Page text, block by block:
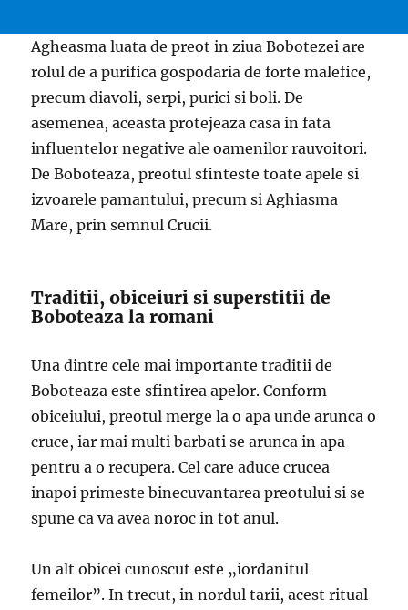
Agheasma luata de preot in ziua Bobotezei are
rolul de a purifica gospodaria de forte malefice,
precum diavoli, serpi, purici si boli. De
asemenea, aceasta protejeaza casa in fata
influentelor negative ale oamenilor rauvoitori.
De Boboteaza, preotul sfinteste toate apele si
izvoarele pamantului, precum si Aghiasma
Mare, prin semnul Crucii.
Traditii, obiceiuri si superstitii de
Boboteaza la romani
Una dintre cele mai importante traditii de
Boboteaza este sfintirea apelor. Conform
obiceiului, preotul merge la o apa unde arunca o
cruce, iar mai multi barbati se arunca in apa
pentru a o recupera. Cel care aduce crucea
inapoi primeste binecuvantarea preotului si se
spune ca va avea noroc in tot anul.
Un alt obicei cunoscut este „iordanitul
femeilor”. In trecut, in nordul tarii, acest ritual